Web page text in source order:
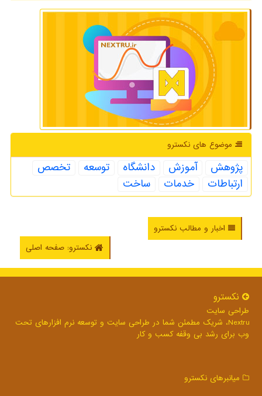
موضوع های نكسترو
پژوهش آموزش دانشگاه توسعه
تخصص
ارتباطات
خدمات ساخت
اخبار و مطالب نکسترو
نکسترو: صفحه اصلی
نكسترو
طراحی سایت
Nextru، شریک مطمئن شما در طراحی سایت و توسعه نرم افزارهای تحت
وب برای رشد بی وقفه کسب و کار
میانبرهای نكسترو